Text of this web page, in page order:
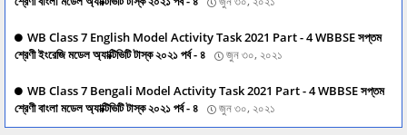
WB Class 7 English Model Activity Task 2021 Part - 4 WBBSE সপ্তম
শ্রেণী ইংরেজি মডেল অ্যাক্টিভিটি টাস্ক ২০২১ পর্ব - ৪
জুন ৩০, ২০২১
WB Class 7 Bengali Model Activity Task 2021 Part - 4 WBBSE সপ্তম
শ্রেণী বাংলা মডেল অ্যাক্টিভিটি টাস্ক ২০২১ পর্ব - ৪
জুন ৩০, ২০২১